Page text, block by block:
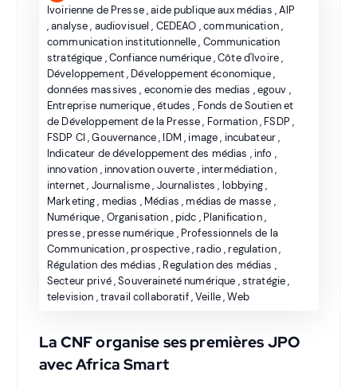
Ivoirienne de Presse,aide publique aux médias ,AIP
,analyse, audiovisuel , CEDEAO ,communication,
communication institutionnelle, Communication
stratégique ,Confiance numérique,Côte d'Ivoire,
Développement, Développement économique,
données massives , economie des medias ,egouv ,
Entreprise numerique,études , Fonds de Soutien et
de Développement de la Presse, Formation, FSDP ,
FSDP CI ,Gouvernance, IDM , image, incubateur,
Indicateur de développement des médias , info ,
innovation , innovation ouverte , intermédiation,
internet, Journalisme, Journalistes , lobbying,
Marketing, medias , Médias ,médias de masse ,
Numérique, Organisation ,pidc , Planification,
presse,presse numérique , Professionnels de la
Communication,prospective,radio ,regulation,
Régulation des médias , Regulation des médias ,
Secteur privé,Souveraineté numérique ,stratégie,
television ,travail collaboratif,Veille,Web
La CNF organise ses premières JPO
avec Africa Smart